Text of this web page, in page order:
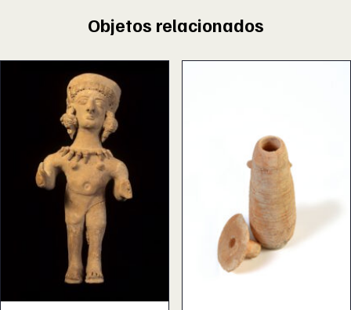
Objetos relacionados